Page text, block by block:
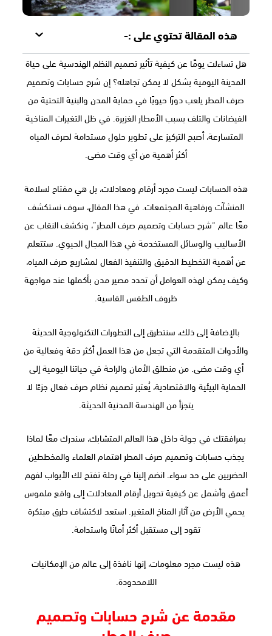
هذه المقالة تحتوي على :-
هل تساءلت يومًا عن كيفية تأثير تصميم النظم الهندسية على حياة
المدينة اليومية بشكل لا يمكن تجاهله؟ إن شرح حسابات وتصميم
صرف المطر يلعب دورًا حيويًا في حماية المدن والبنية التحتية من
الفيضانات والتلف بسبب الأمطار الغزيرة. في ظل التغيرات المناخية
المتسارعة، أصبح التركيز على تطوير حلول مستدامة لصرف المياه
أكثر أهمية من أي وقت مضى.
هذه الحسابات ليست مجرد أرقام ومعادلات، بل هي مفتاح لسلامة
المنشآت ورفاهية المجتمعات. في هذا المقال، سوف نستكشف
معًا عالم “شرح حسابات وتصميم صرف المطر”، ونكشف النقاب عن
الأساليب والوسائل المستخدمة في هذا المجال الحيوي. ستتعلم
عن أهمية التخطيط الدقيق والتنفيذ الفعال لمشاريع صرف المياه،
وكيف يمكن لهذه العوامل أن تحدد مصير مدن بأكملها عند مواجهة
ظروف الطقس القاسية.
بالإضافة إلى ذلك، سنتطرق إلى التطورات التكنولوجية الحديثة
والأدوات المتقدمة التي تجعل من هذا العمل أكثر دقة وفعالية من
أي وقت مضى. من منطلق الأمان والراحة في حياتنا اليومية إلى
الحماية البيئية والاقتصادية، يُعتبر تصميم نظام صرف فعال جزءًا لا
يتجزأ من الهندسة المدنية الحديثة.
بمرافقتك في جولة داخل هذا العالم المتشابك، سندرك معًا لماذا
يجذب حسابات وتصميم صرف المطر اهتمام العلماء والمخططين
الحضريين على حد سواء. انضم إلينا في رحلة تفتح لك الأبواب لفهم
أعمق وأشمل عن كيفية تحويل أرقام المعادلات إلى واقع ملموس
يحمي الأرض من آثار المناخ المتغير. استعد لاكتشاف طرق مبتكرة
تقود إلى مستقبل أكثر أمانًا واستدامة.
هذه ليست مجرد معلومات، إنها نافذة إلى عالم من الإمكانيات
اللامحدودة.
مقدمة عن شرح حسابات وتصميم